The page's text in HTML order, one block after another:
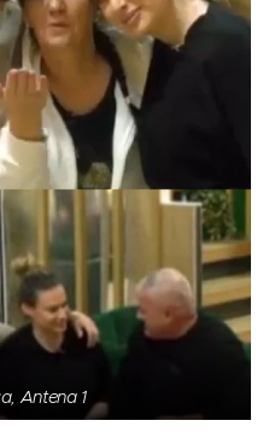
Antena 1